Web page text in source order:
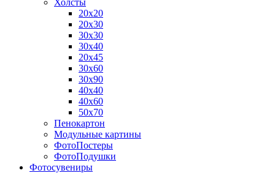
20х20
20х30
30х30
30х40
20х45
30х60
30х90
40х40
40х60
50х70
Пенокартон
Модульные картины
ФотоПостеры
ФотоПодушки
Фотоcувениры